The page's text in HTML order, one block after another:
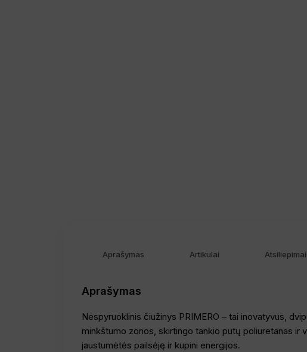
Aprašymas Artikulai
Aprašymas
Nespyruoklinis čiužinys PRIMERO – tai inovatyvus,
minkštumo zonos, skirtingo tankio putų poliuretanas ir
jaustumėtės pailsėję ir kupini energijos.